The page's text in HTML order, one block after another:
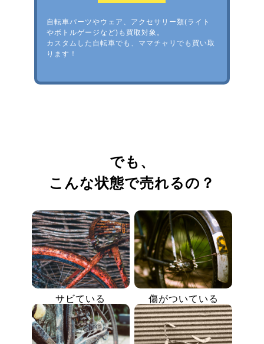
自転車パーツやウェア、アクセサリー類(ライト
やボトルゲージなど)も買取対象。
カスタムした自転車でも、ママチャリでも買い取
ります！
でも、
こんな状態で売れるの？
サビている 傷がついている